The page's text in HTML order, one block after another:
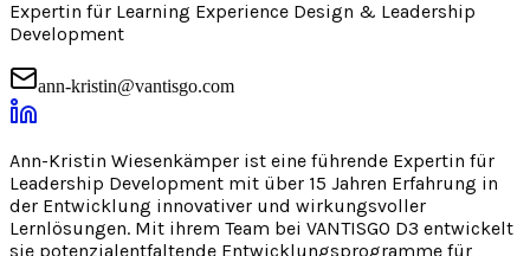
Expertin für Learning Experience Design & Leadership
Development
ann-kristin@vantisgo.com
Ann-Kristin Wiesenkämper ist eine führende Expertin für
Leadership Development mit über 15 Jahren Erfahrung in
der Entwicklung innovativer und wirkungsvoller
Lernlösungen. Mit ihrem Team bei VANTISGO D3 entwickelt
sie potenzialentfaltende Entwicklungsprogramme für